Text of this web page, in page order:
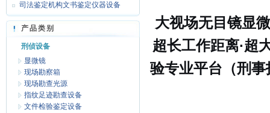
设备司法鉴定机构文书鉴定仪器设备
达标
产品类别
刑侦设备
显微镜
现场勘察箱
现场勘查光源
指纹足迹勘查设备
文件检验鉴定设备
大视场无目镜显
超长工作距离·超
验专业平台（刑